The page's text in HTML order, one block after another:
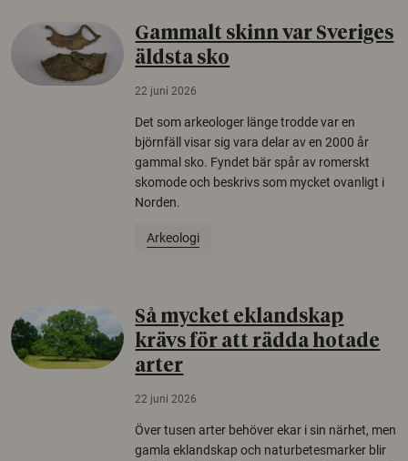
Gammalt skinn var Sveriges
äldsta sko
22 juni 2026
Det som arkeologer länge trodde var en
björnfäll visar sig vara delar av en 2000 år
gammal sko. Fyndet bär spår av romerskt
skomode och beskrivs som mycket ovanligt i
Norden.
Arkeologi
Så mycket eklandskap
krävs för att rädda hotade
arter
22 juni 2026
Över tusen arter behöver ekar i sin närhet, men
gamla eklandskap och naturbetesmarker blir